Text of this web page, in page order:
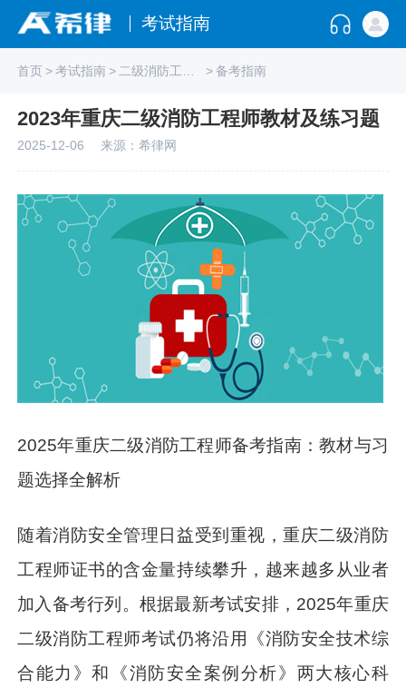
考试指南
首页>考试指南> > 备考指南
2023年重庆二级消防工程师教材及练习题
2025-12-06 来源：希律网
2025年重庆二级消防工程师备考指南：教材与习
题选择全解析
随着消防安全管理日益受到重视，重庆二级消防
工程师证书的含金量持续攀升，越来越多从业者
加入备考行列。根据最新考试安排，2025年重庆
二级消防工程师考试仍将沿用《消防安全技术综
合能力》和《消防安全案例分析》两大核心科